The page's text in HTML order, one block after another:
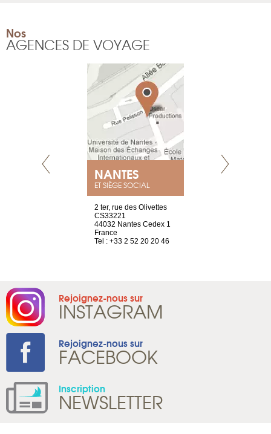
Nos
AGENCES DE VOYAGE
NANTES
ET SIÈGE SOCIAL
2 ter, rue des Olivettes
CS33221
44032 Nantes Cedex 1
France
Tel : +33 2 52 20 20 46
Rejoignez-nous sur
INSTAGRAM
Rejoignez-nous sur
FACEBOOK
Inscription
NEWSLETTER